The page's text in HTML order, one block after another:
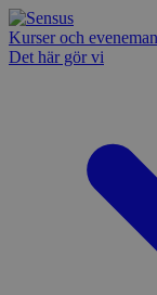
Kurser och
Det här gör vi